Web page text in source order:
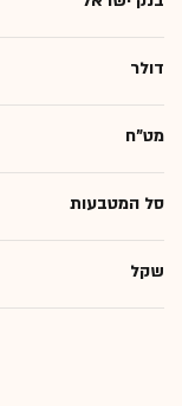
דולר
מט"ח
סל המטבעות
שקל